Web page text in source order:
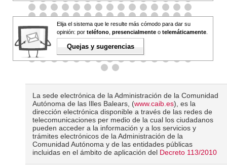
Elija el sistema que le resulte más cómodo para dar su
opinión: por teléfono presencialmente o telemáticamente
Quejas y sugerencias
La sede electrónica de la Administración de la Comunidad
Autónoma de las Illes Balears, (www.caib.es), es la
dirección electrónica disponible a través de las redes de
telecomunicaciones per medio de la cual los ciudadanos
pueden acceder a la información y a los servicios y
trámites electrónicos de la Administración de la
Comunidad Autónoma y de las entidades públicas
incluidas en el ámbito de aplicación del Decreto 113/2010